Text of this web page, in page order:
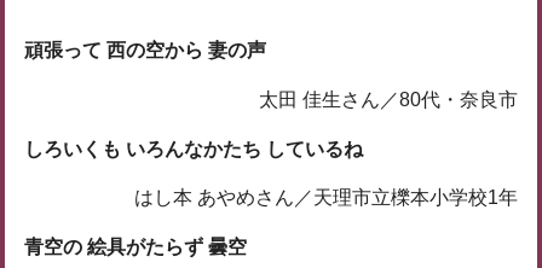
頑張って 西の空から 妻の声
太田 佳生さん／80代・奈良市
しろいくも いろんなかたち しているね
はし本 あやめさん／天理市立櫟本小学校1年
青空の 絵具がたらず 曇空